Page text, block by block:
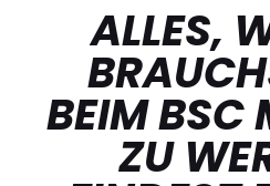
ALLES,
BEIM BSC
ZU